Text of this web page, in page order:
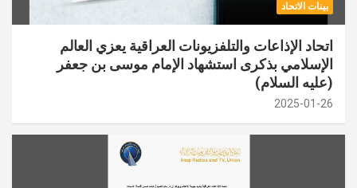
بينات الاتحاد
اتحاد الإذاعات والتلفزيونات العراقية يعزي العالم
الإسلامي بذكرى استشهاد الإمام موسى بن جعفر
(عليه السلام)
2025-01-26